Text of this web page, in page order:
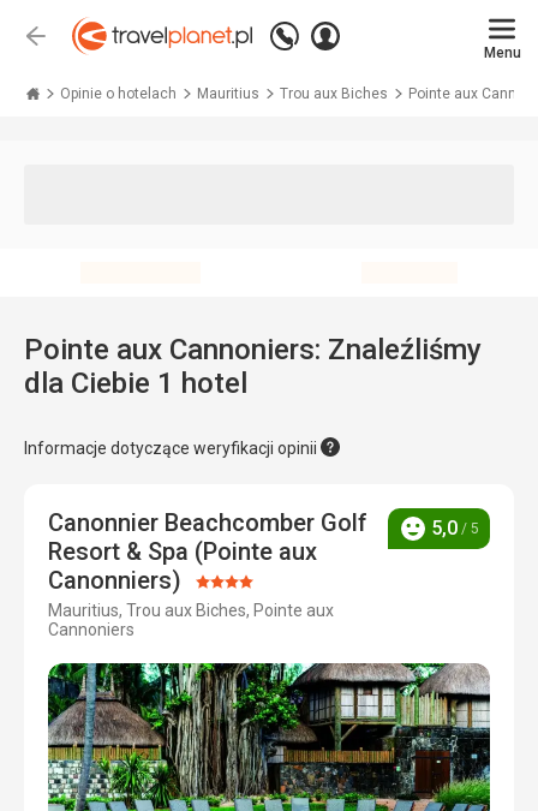
Wstecz
Zadzwoń
+48 71 771 76 55
Zaloguj
Menu
Opinie o hotelach Mauritius Trou aux Biches Pointe aux
Pointe aux Cannoniers: Znaleźliśmy
dla Ciebie 1 hotel
Informacje dotyczące weryfikacji opinii
Canonnier Beachcomber Golf
Resort & Spa (Pointe aux
Canonniers) Ocena:
4/5
Mauritius, Trou aux Biches, Pointe aux
Cannoniers
Ocena
5,0 / 5